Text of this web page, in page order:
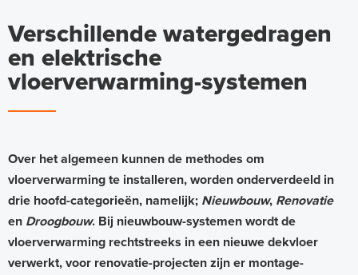
Verschillende watergedragen
en elektrische
vloerverwarming-systemen
Over het algemeen kunnen de methodes om
vloerverwarming te installeren, worden onderverdeeld in
drie hoofd-categorieën, namelijk; Nieuwbouw, Renovatie
en Droogbouw. Bij nieuwbouw-systemen wordt de
vloerverwarming rechtstreeks in een nieuwe dekvloer
verwerkt, voor renovatie-projecten zijn er montage-